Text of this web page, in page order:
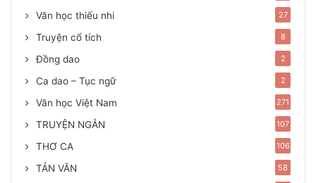
Văn học thiếu nhi 27
Truyện cổ tích 8
Đồng dao 2
Ca dao – Tục ngữ 2
Văn học Việt Nam 271
TRUYỆN NGẮN 107
THƠ CA 106
TẢN VĂN 58